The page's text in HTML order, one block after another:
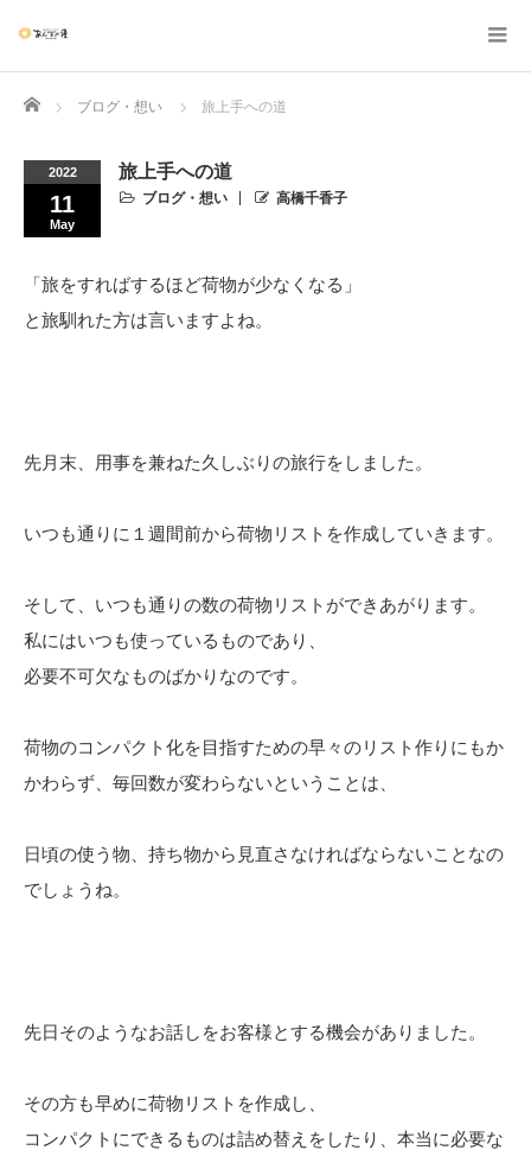
Home ブログ・想い 旅上手への道
2022
11
May
旅上手への道
ブログ・想い 高橋千香子
「旅をすればするほど荷物が少なくなる」
と旅馴れた方は言いますよね。
先月末、用事を兼ねた久しぶりの旅行をしました。
いつも通りに１週間前から荷物リストを作成していきます。
そして、いつも通りの数の荷物リストができあがります。
私にはいつも使っているものであり、
必要不可欠なものばかりなのです。
荷物のコンパクト化を目指すための早々のリスト作りにもか
かわらず、毎回数が変わらないということは、
日頃の使う物、持ち物から見直さなければならないことなの
でしょうね。
先日そのようなお話しをお客様とする機会がありました。
その方も早めに荷物リストを作成し、
コンパクトにできるものは詰め替えをしたり、本当に必要な